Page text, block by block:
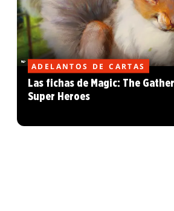
ADELANTOS DE CARTAS
Las fichas de Magic: The
Super Heroes